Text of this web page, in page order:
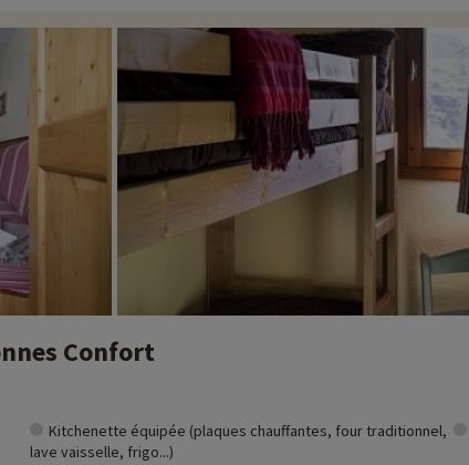
Confort
Kitchenette équipée (plaques chauffantes, four traditionnel,
lave vaisselle, frigo...)